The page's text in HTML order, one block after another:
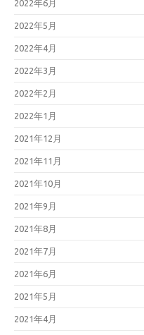
2022年6月
2022年5月
2022年4月
2022年3月
2022年2月
2022年1月
2021年12月
2021年11月
2021年10月
2021年9月
2021年8月
2021年7月
2021年6月
2021年5月
2021年4月